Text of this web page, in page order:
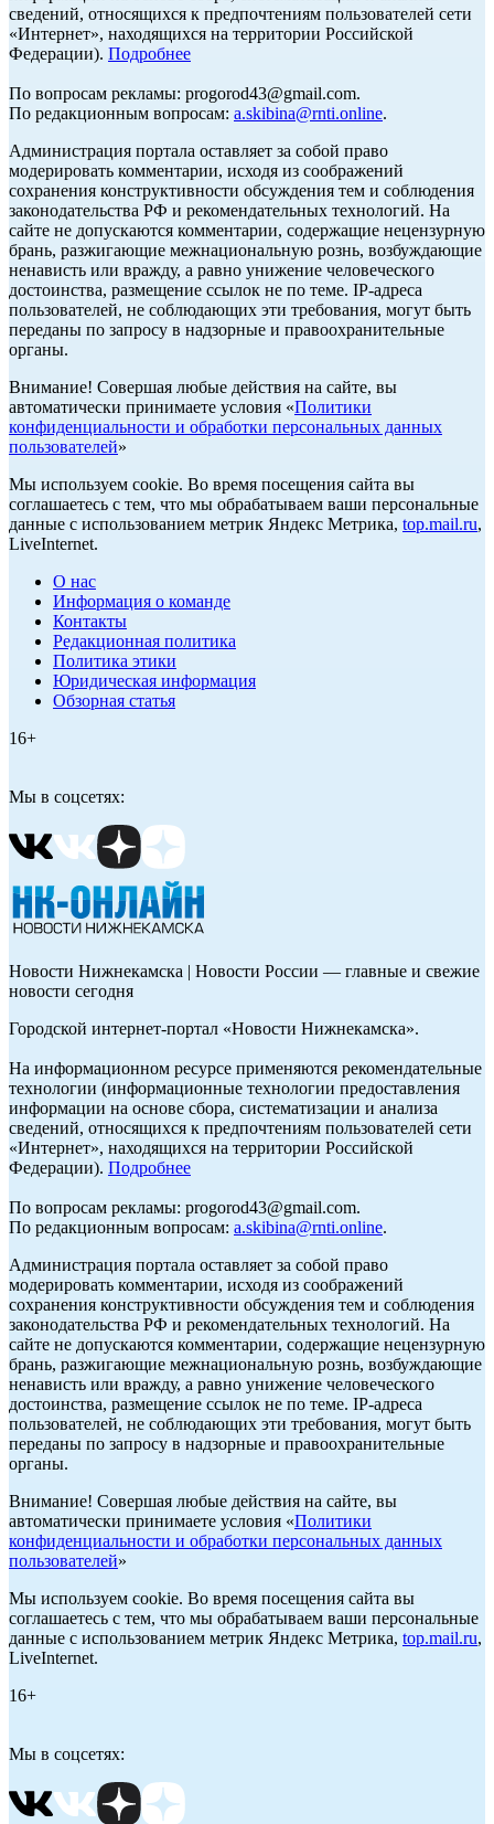
сведений, относящихся к предпочтениям пользователей сети
«Интернет», находящихся на территории Российской
Федерации). Подробнее
По вопросам рекламы: progorod43@gmail.com.
По редакционным вопросам: a.skibina@rnti.online.
Администрация портала оставляет за собой право
модерировать комментарии, исходя из соображений
сохранения конструктивности обсуждения тем и соблюдения
законодательства РФ и рекомендательных технологий. На
сайте не допускаются комментарии, содержащие нецензурную
брань, разжигающие межнациональную рознь, возбуждающие
ненависть или вражду, а равно унижение человеческого
достоинства, размещение ссылок не по теме. IP-адреса
пользователей, не соблюдающих эти требования, могут быть
переданы по запросу в надзорные и правоохранительные
органы.
Внимание! Совершая любые действия на сайте, вы
автоматически принимаете условия «Политики
конфиденциальности и обработки персональных данных
пользователей»
Мы используем cookie. Во время посещения сайта вы
соглашаетесь с тем, что мы обрабатываем ваши персональные
данные с использованием метрик Яндекс Метрика, top.mail.ru,
LiveInternet.
О нас
Информация о команде
Контакты
Редакционная политика
Политика этики
Юридическая информация
Обзорная статья
16+
Мы в соцсетях:
Новости Нижнекамска | Новости России — главные и свежие
новости сегодня
Городской интернет-портал «Новости Нижнекамска».
На информационном ресурсе применяются рекомендательные
технологии (информационные технологии предоставления
информации на основе сбора, систематизации и анализа
сведений, относящихся к предпочтениям пользователей сети
«Интернет», находящихся на территории Российской
Федерации). Подробнее
По вопросам рекламы: progorod43@gmail.com.
По редакционным вопросам: a.skibina@rnti.online.
Администрация портала оставляет за собой право
модерировать комментарии, исходя из соображений
сохранения конструктивности обсуждения тем и соблюдения
законодательства РФ и рекомендательных технологий. На
сайте не допускаются комментарии, содержащие нецензурную
брань, разжигающие межнациональную рознь, возбуждающие
ненависть или вражду, а равно унижение человеческого
достоинства, размещение ссылок не по теме. IP-адреса
пользователей, не соблюдающих эти требования, могут быть
переданы по запросу в надзорные и правоохранительные
органы.
Внимание! Совершая любые действия на сайте, вы
автоматически принимаете условия «Политики
конфиденциальности и обработки персональных данных
пользователей»
Мы используем cookie. Во время посещения сайта вы
соглашаетесь с тем, что мы обрабатываем ваши персональные
данные с использованием метрик Яндекс Метрика, top.mail.ru,
LiveInternet.
16+
Мы в соцсетях: